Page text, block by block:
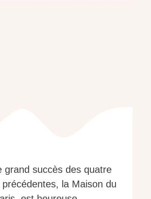
grand succès des quatre
la Maison du